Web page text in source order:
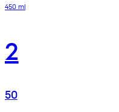
450 ml
2
50